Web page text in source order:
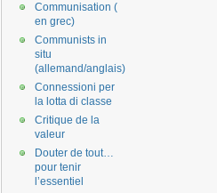
Communisation (
en grec)
Communists in
situ
(allemand/anglais)
Connessioni per
la lotta di classe
Critique de la
valeur
Douter de tout…
pour tenir
l’essentiel